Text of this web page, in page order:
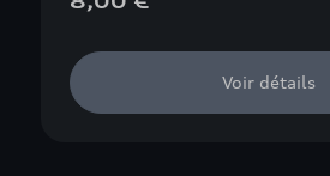
Voir détails